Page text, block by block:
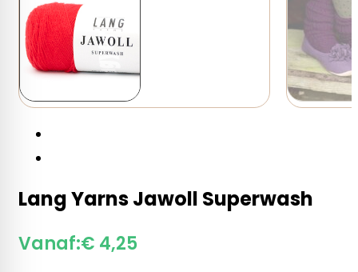
Lang Yarns Jawoll Superwash
Vanaf:€ 4,25